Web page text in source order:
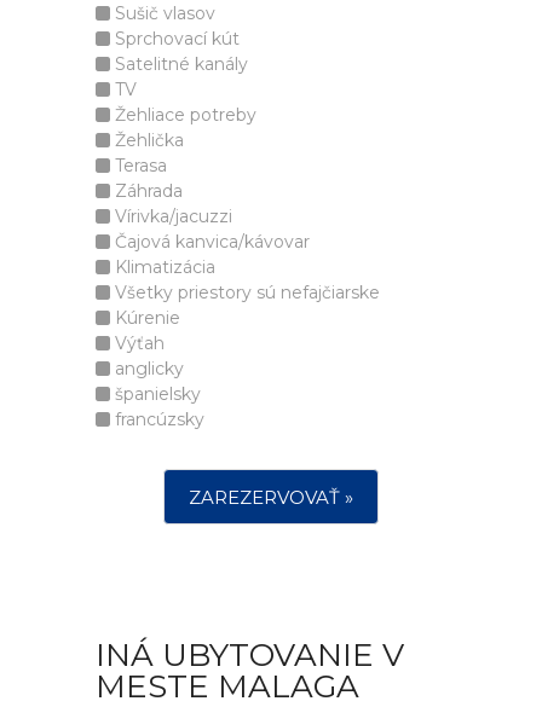
Sušič vlasov
Sprchovací kút
Satelitné kanály
TV
Žehliace potreby
Žehlička
Terasa
Záhrada
Vírivka/jacuzzi
Čajová kanvica/kávovar
Klimatizácia
Všetky priestory sú nefajčiarske
Kúrenie
Výťah
anglicky
španielsky
francúzsky
ZAREZERVOVAŤ »
INÁ UBYTOVANIE V
MESTE MALAGA